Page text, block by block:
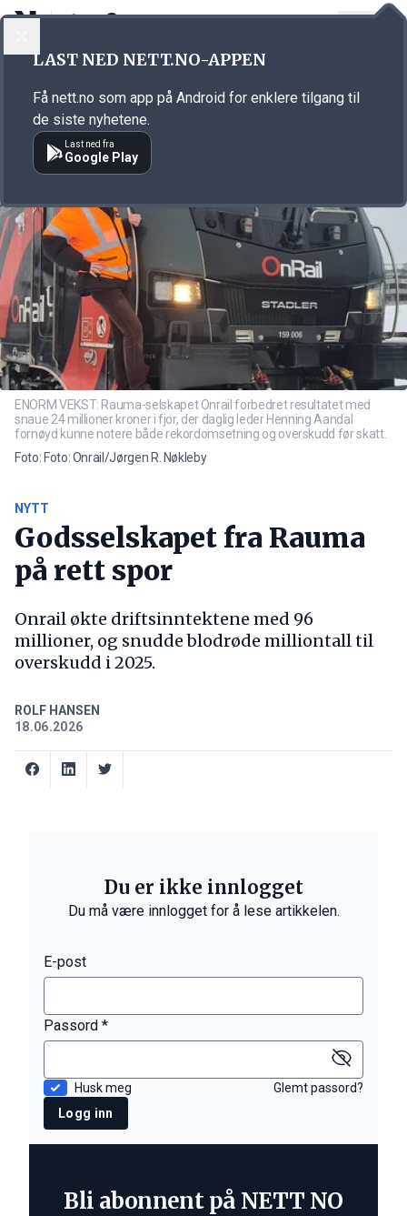
Annonsørinnhold
ENORM VEKST: Rauma-selskapet Onrail forbedret resultatet med
snaue 24 millioner kroner i fjor, der daglig leder Henning Aandal
fornøyd kunne notere både rekordomsetning og overskudd før skatt.
Foto: Foto: Onrail/Jørgen R. Nøkleby
NYTT
Godsselskapet fra Rauma
på rett spor
Onrail økte driftsinntektene med 96
millioner, og snudde blodrøde milliontall til
overskudd i 2025.
ROLF HANSEN
18.06.2026
Du er ikke innlogget
Du må være innlogget for å lese artikkelen.
E-post
Passord *
Husk meg
Glemt passord?
Logg inn
Bli abonnent på NETT NO
LAST NED NETT.NO-APPEN
Få nett.no som app på Android for enklere tilgang til
de siste nyhetene.
Last ned fra
Google Play